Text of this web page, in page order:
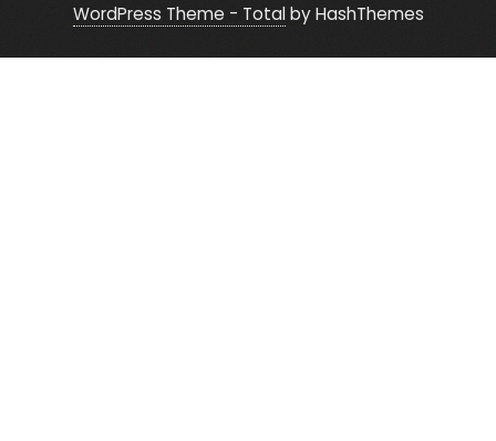
WordPress Theme - Totalby HashThemes